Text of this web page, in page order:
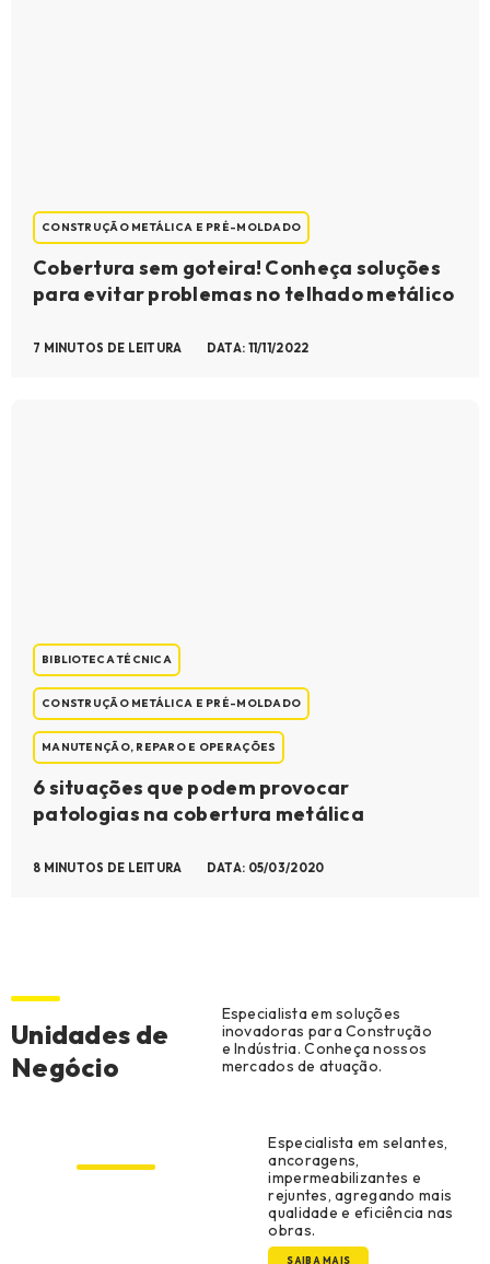
CONSTRUÇÃO METÁLICA E PRÉ-MOLDADO
Cobertura sem goteira! Conheça soluções
para evitar problemas no telhado metálico
7 MINUTOS DE LEITURA DATA: 11/11/2022
BIBLIOTECA TÉCNICA
CONSTRUÇÃO METÁLICA E PRÉ-MOLDADO
MANUTENÇÃO, REPARO E OPERAÇÕES
6 situações que podem provocar
patologias na cobertura metálica
8 MINUTOS DE LEITURA DATA: 05/03/2020
Unidades de
Negócio
Especialista em soluções
inovadoras para Construção
e Indústria. Conheça nossos
mercados de atuação.
Especialista em selantes,
ancoragens,
impermeabilizantes e
rejuntes, agregando mais
qualidade e eficiência nas
obras.
SAIBA MAIS